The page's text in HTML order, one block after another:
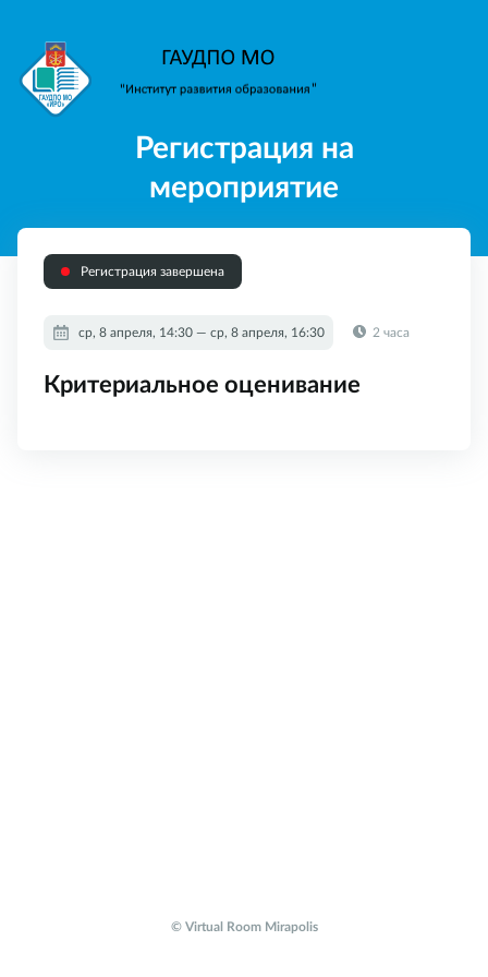
Регистрация на
мероприятие
Регистрация завершена
ср, 8 апреля, 14:30 — ср, 8 апреля, 16:30 2 часа
Критериальное оценивание
© Virtual Room Mirapolis